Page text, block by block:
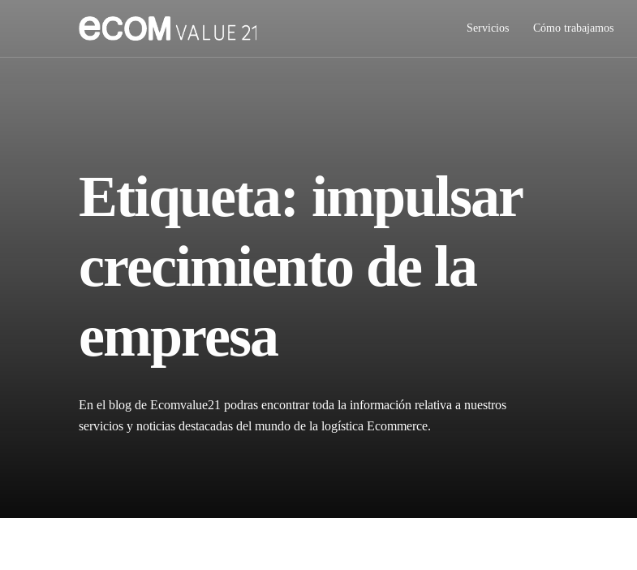
Servicios Cómo trabajamos
Etiqueta: impulsar
crecimiento de la
empresa
En el blog de Ecomvalue21 podras encontrar toda la información relativa a nuestros
servicios y noticias destacadas del mundo de la logística Ecommerce.